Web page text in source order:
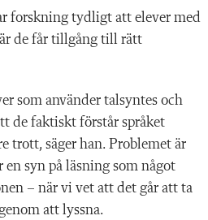
forskning tydligt att elever med
är de får tillgång till rätt
som använder talsyntes och
de faktiskt förstår språket
trott, säger han. Problemet är
en syn på läsning som något
– när vi vet att det går att ta
att lyssna.